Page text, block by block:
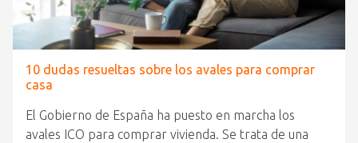
10 dudas resueltas sobre los avales para comprar
casa
El Gobierno de España ha puesto en marcha los
avales ICO para comprar vivienda. Se trata de una